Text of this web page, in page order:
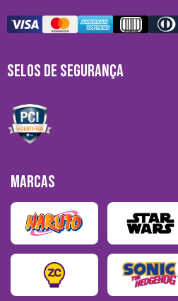
SELOS DE SEGURANÇA
MARCAS